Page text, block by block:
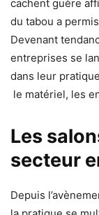
cachent guère
du tabou a
Devenant
entreprises se
dans leur
le matériel, les
Les
secteur
Depuis